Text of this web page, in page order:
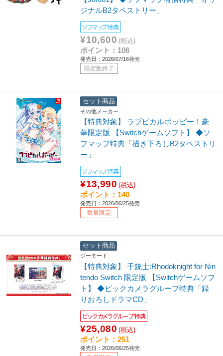
ジナルB2タペストリー」
ソフマップ特典
¥10,600 (税込)
ポイント：106
発売日：2026/07/16発売
限定数終了
セット商品
その他メーカー
【特典対象】 ラブピカルポッピー！豪
華限定版 【Switchゲームソフト】 ◆ソ
フマップ特典「描き下ろしB2タペストリ
ー」
ソフマップ特典
¥13,990 (税込)
ポイント：140
発売日：2026/06/25発売
数量限定
セット商品
ジーモード
【特典対象】 千銃士:Rhodoknight for Nin
tendo Switch 限定版 【Switchゲームソフ
ト】 ◆ビックカメラグループ特典「録
りおろしドラマCD」
ビックカメラグループ特典
¥25,080 (税込)
ポイント：251
発売日：2026/06/25発売